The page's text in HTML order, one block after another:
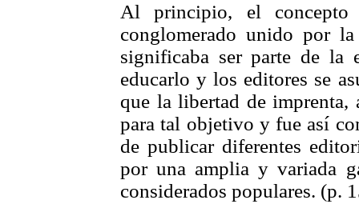
Al principio, el concepto
conglomerado unido por
significaba ser parte de la
educarlo y los editores se
que la libertad de imprenta,
para tal objetivo y fue así
de publicar diferentes
por una amplia y variada
considerados populares. (p.